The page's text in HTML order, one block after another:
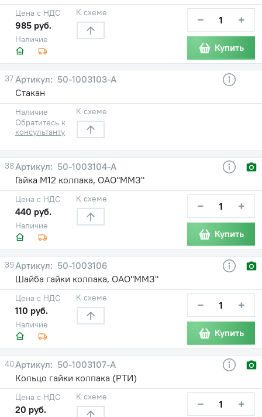
Наличие
Цена с НДС
985 руб.
К схеме − +
Купить
37
50-1003103-А
Стакан
Наличие
Обратитесь к
консультанту
К схеме
38
50-1003104-А
Гайка М12 колпака, ОАО"ММЗ"
Наличие
Цена с НДС
440 руб.
К схеме − +
Купить
39
50-1003106
Шайба гайки колпака, ОАО"ММЗ"
Наличие
Цена с НДС
110 руб.
К схеме − +
Купить
40
50-1003107-А
Кольцо гайки колпака (РТИ)
Цена с НДС
20 руб.
К схеме − +